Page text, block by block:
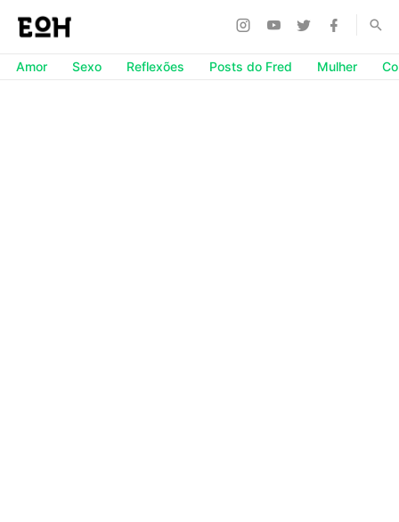
Amor Sexo Reflexões Posts do Fred Mulher